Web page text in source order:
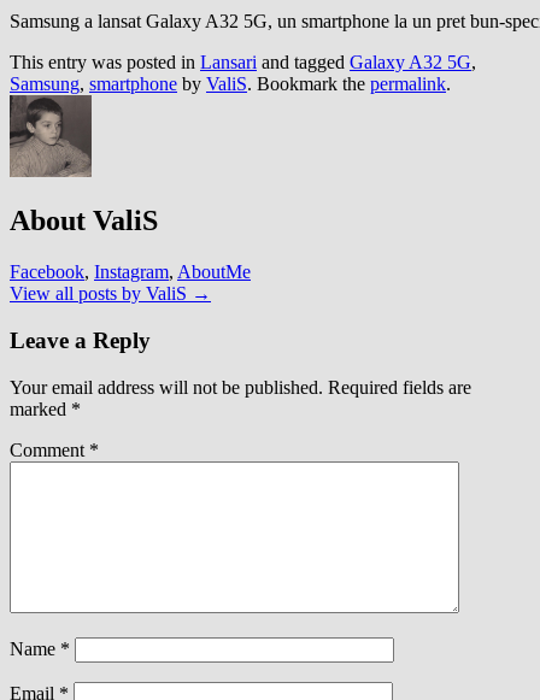
Samsung a lansat Galaxy A32 5G, un smartphone la un pret bun-
This entry was posted in Lansari and tagged Galaxy A32 5G,
Samsung, smartphone by ValiS. Bookmark the permalink.
About ValiS
Facebook, Instagram, AboutMe
View all posts by ValiS →
Leave a Reply
Your email address will not be published. Required fields are
marked *
Comment *
Name *
Email *